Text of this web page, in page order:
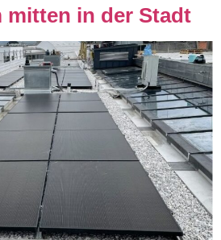
mitten in der Stadt